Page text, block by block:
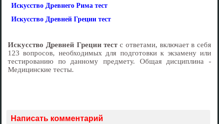
Искусство Древнего Рима тест
Искусство Древней Греции тест
Искусство Древней Греции тестс ответами, включает в себя
123 вопросов, необходимых для подготовки к экзамену или
тестированию по данному предмету. Общая дисциплина -
Медицинские тесты.
Написать комментарий